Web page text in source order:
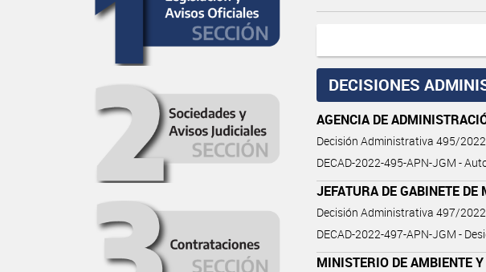
DECISIONES
AGENCIA DE
Decisión Administrativa 495/2022
DECAD-2022-495-APN-JGM -
JEFATURA DE GABINETE DE
Decisión Administrativa 497/2022
DECAD-2022-497-APN-JGM -
MINISTERIO DE AMBIENTE